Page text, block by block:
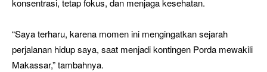
konsentrasi, tetap fokus, dan menjaga kesehatan.
“Saya terharu, karena momen ini mengingatkan sejarah
perjalanan hidup saya, saat menjadi kontingen Porda mewakili
Makassar,” tambahnya.